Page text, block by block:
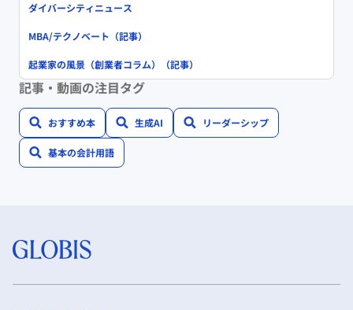
ダイバーシティニュース
MBA/テクノベート（記事）
起業家の風景（創業者コラム）（記事）
記事・動画の注目タグ
おすすめ本 生成AI リーダーシップ
基本の会計用語